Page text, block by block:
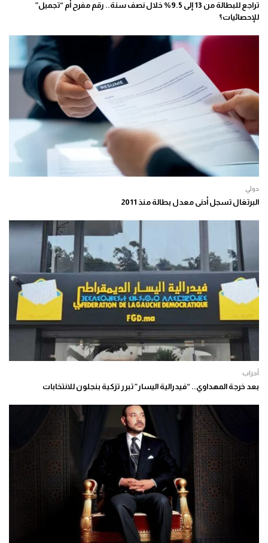
تراجع للبطالة من 13 إلى 9.5% خلال نصف سنة.. رقم مفرح أم “تجميل”
للإحصائيات؟
دولي
البرتغال تسجل أدنى معدل بطالة منذ 2011
أحزاب
بعد خرجة المهداوي.. “فيدرالية اليسار” تبرر تزكية بنجلون للانتخابات